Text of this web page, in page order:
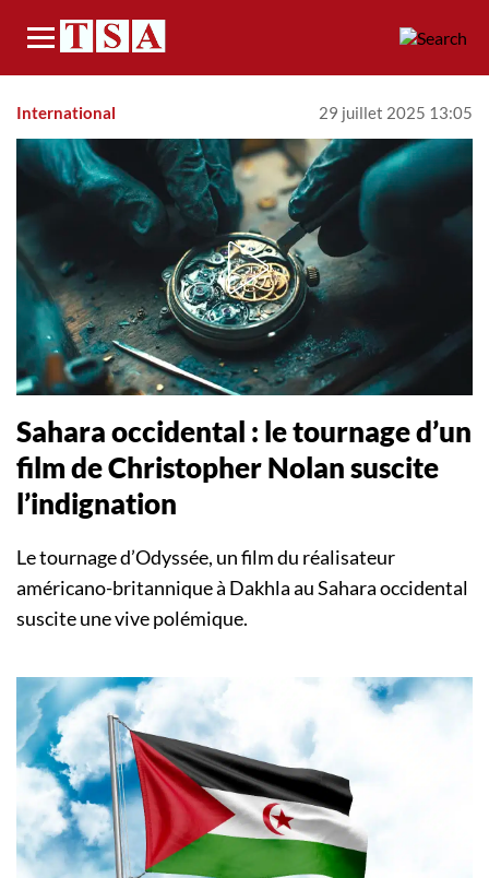
Menu
International 29 juillet 2025 13:05
Sahara occidental : le tournage d’un
film de Christopher Nolan suscite
l’indignation
Le tournage d’Odyssée, un film du réalisateur
américano-britannique à Dakhla au Sahara occidental
suscite une vive polémique.